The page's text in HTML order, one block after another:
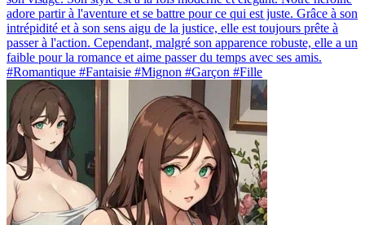
adore partir à l'aventure et se battre pour ce qui est juste. Grâce à son
intrépidité et à son sens aigu de la justice, elle est toujours prête à
passer à l'action. Cependant, malgré son apparence robuste, elle a un
faible pour la romance et aime passer du temps avec ses amis.
#Romantique #Fantaisie #Mignon #Garçon #Fille